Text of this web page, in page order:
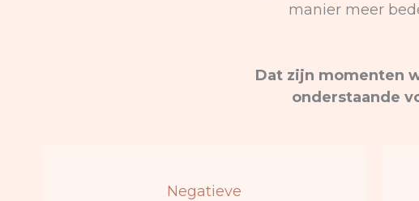
manier meer
Dat zijn momenten
onderstaande
Negatieve